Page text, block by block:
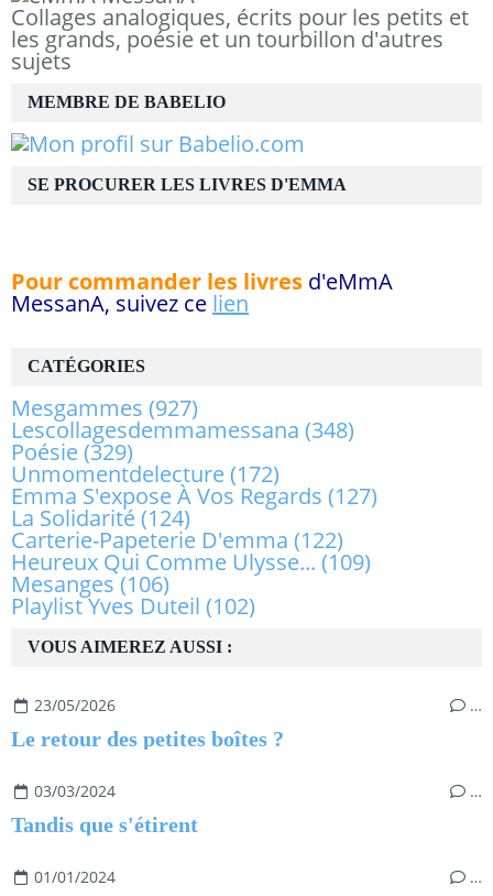
Collages analogiques, écrits pour les petits et
les grands, poésie et un tourbillon d'autres
sujets
VOUS AIMEREZ AUSSI :
23/05/2026 …
Le retour des petites boîtes ?
03/03/2024 …
Tandis que s'étirent
01/01/2024 …
CATÉGORIES
Mesgammes (927)
Lescollagesdemmamessana (348)
Poésie(329)
Unmomentdelecture(172)
Emma S'expose À Vos Regards (127)
La Solidarité(124)
Carterie-Papeterie D'emma (122)
Heureux Qui Comme Ulysse... (109)
Mesanges(106)
Playlist Yves Duteil (102)
MEMBRE DE BABELIO
SE PROCURER LES LIVRES D'EMMA
Pour commander les livres d'eMmA
MessanA, suivez ce lien